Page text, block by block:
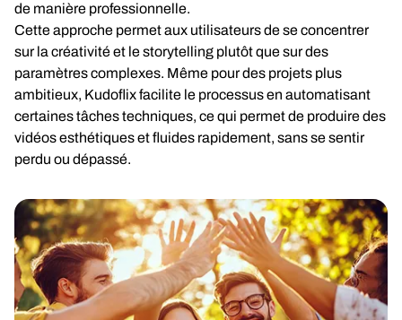
de manière professionnelle.
Cette approche permet aux utilisateurs de se concentrer
sur la créativité et le storytelling plutôt que sur des
paramètres complexes. Même pour des projets plus
ambitieux, Kudoflix facilite le processus en automatisant
certaines tâches techniques, ce qui permet de produire des
vidéos esthétiques et fluides rapidement, sans se sentir
perdu ou dépassé.